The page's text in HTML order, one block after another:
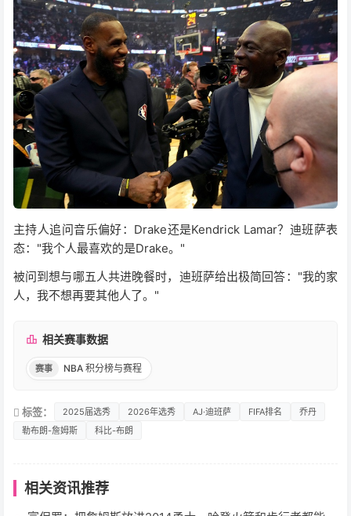
主持人追问音乐偏好：Drake还是Kendrick Lamar？迪班萨表
态："我个人最喜欢的是Drake。"
被问到想与哪五人共进晚餐时，迪班萨给出极简回答："我的家
人，我不想再要其他人了。"
相关赛事数据
赛事 NBA 积分榜与赛程
标签： 2025届选秀 2026年选秀 AJ·迪班萨 FIFA排名
乔丹
勒布朗-詹姆斯
科比-布朗
相关资讯推荐